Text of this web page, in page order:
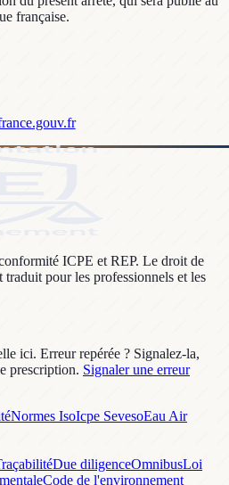
ICPE et REP. Le droit de
pour les professionnels et les
ici. Erreur repérée ? Signalez-la,
prescription. Signaler une erreur
Normes IsoIcpe SevesoEau Air
Due diligenceOmnibusLoi
Code de l'environnement